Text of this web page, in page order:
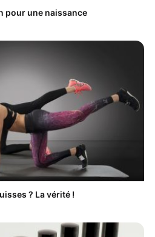
pour une naissance
Comment maigrir des cuisses ? La vérité !